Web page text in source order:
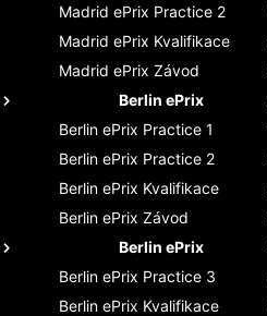
Madrid ePrix Practice 2
Madrid ePrix Kvalifikace
Madrid ePrix Závod
Berlin ePrix
Berlin ePrix Practice 1
Berlin ePrix Practice 2
Berlin ePrix Kvalifikace
Berlin ePrix Závod
Berlin ePrix
Berlin ePrix Practice 3
Berlin ePrix Kvalifikace